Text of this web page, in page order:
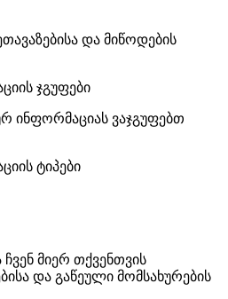
და მიწოდების
ჯგუფები
ინფორმაციას ვაჯგუფებთ
ტიპები
მიერ თქვენთვის
და გაწეული მომსახურების